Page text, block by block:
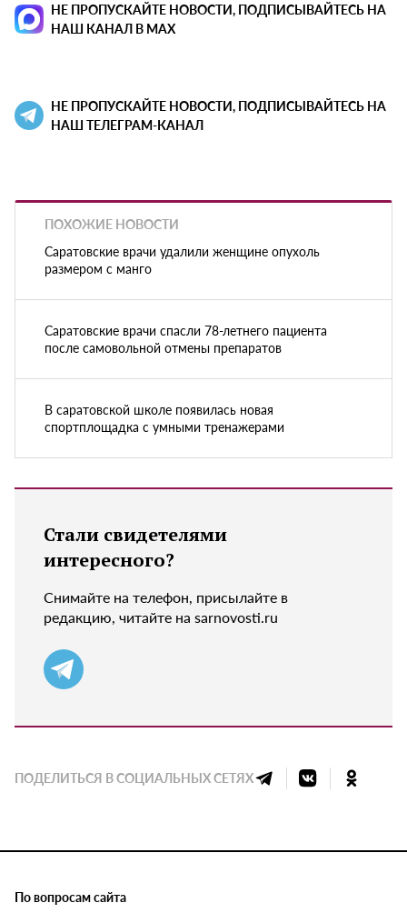
НЕ ПРОПУСКАЙТЕ НОВОСТИ, ПОДПИСЫВАЙТЕСЬ НА
НАШ КАНАЛ В MAX
НЕ ПРОПУСКАЙТЕ НОВОСТИ, ПОДПИСЫВАЙТЕСЬ НА
НАШ ТЕЛЕГРАМ-КАНАЛ
ПОХОЖИЕ НОВОСТИ
Саратовские врачи удалили женщине опухоль
размером с манго
Саратовские врачи спасли 78-летнего пациента
после самовольной отмены препаратов
В саратовской школе появилась новая
спортплощадка с умными тренажерами
Стали свидетелями
интересного?
Снимайте на телефон, присылайте в
редакцию, читайте на sarnovosti.ru
ПОДЕЛИТЬСЯ В СОЦИАЛЬНЫХ СЕТЯХ
По вопросам сайта